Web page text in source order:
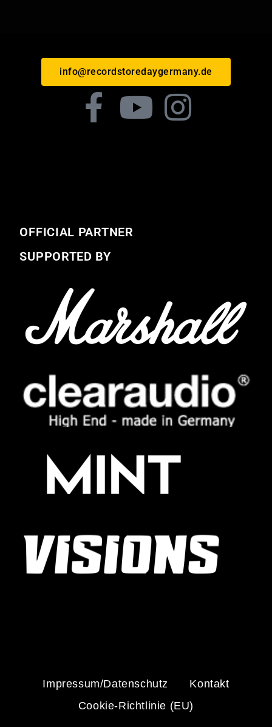
info@recordstoredaygermany.de
OFFICIAL PARTNER
SUPPORTED BY
Impressum/Datenschutz
Kontakt
Cookie-Richtlinie (EU)